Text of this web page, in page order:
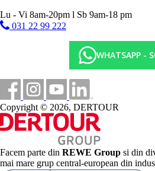
Lu - Vi 8am-20pm l Sb 9am-18 pm
031 22 99 222
WHATSAPP -
Copyright © 2026, DERTOUR
Facem parte din REWE Group si din
mai mare grup central-european din